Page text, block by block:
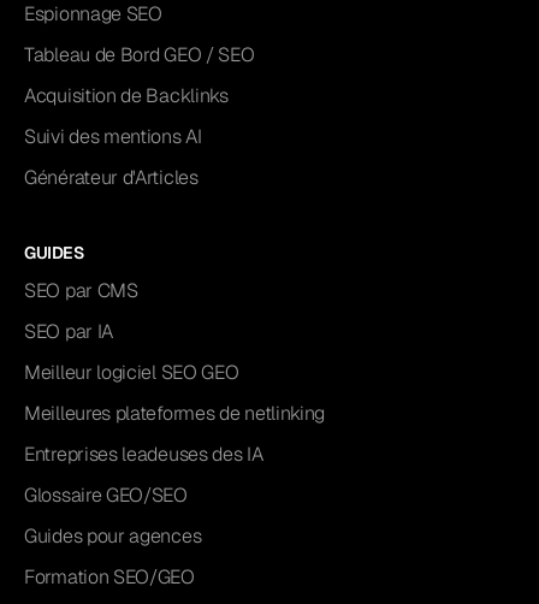
Espionnage SEO
Tableau de Bord GEO / SEO
Acquisition de Backlinks
Suivi des mentions AI
Générateur d'Articles
GUIDES
SEO par CMS
SEO par IA
Meilleur logiciel SEO GEO
Meilleures plateformes de netlinking
Entreprises leadeuses des IA
Glossaire GEO/SEO
Guides pour agences
Formation SEO/GEO